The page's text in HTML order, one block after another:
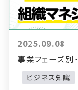
2025.09.08
事業フェーズ別
ビジネス知識